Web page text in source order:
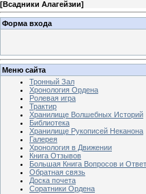
[Всадники Алагейзии]
Форма входа
Меню сайта
Тронный Зал
Хронология Ордена
Ролевая игра
Трактир
Хранилище Волшебных Историй
Библиотека
Хранилище Рукописей Неканона
Галерея
Хронология в Движении
Книга Отзывов
Большая Книга Вопросов и
Обратная связь
Доска почета
Соратники Ордена